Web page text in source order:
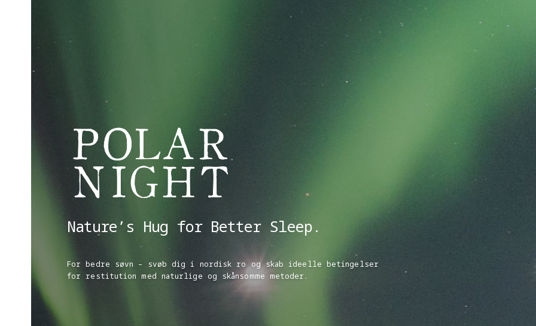
Nature’s Hug for Better Sleep.
For bedre søvn – svøb dig i nordisk ro og skab ideelle betingelser
for restitution med naturlige og skånsomme metoder.